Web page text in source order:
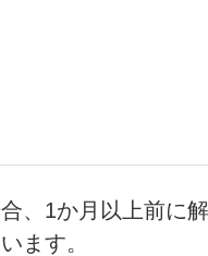
合、1か月以上前に
ます。